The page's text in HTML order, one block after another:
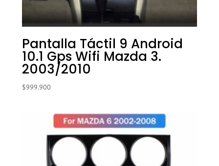
Pantalla Táctil 9 Android
10.1 Gps Wifi Mazda 3.
2003/2010
$999.900